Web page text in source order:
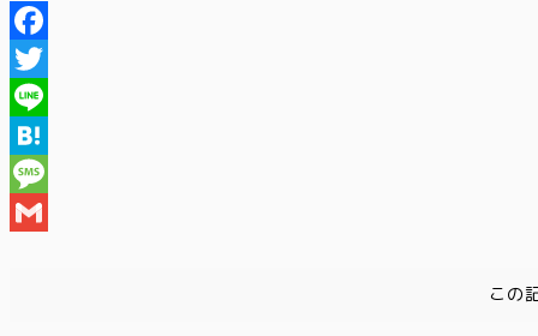
Facebook
Twitter
Line
Hatena
Message
この